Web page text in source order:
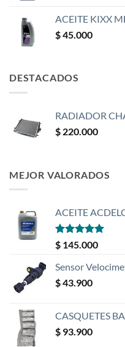
ACEITE KIXX
$45.000
DESTACADOS
RADIADOR
$ 220.000
MEJOR VALORADOS
ACEITE
Valorado
con
$ 145.000
Sensor
$43.900
CASQUETES
$ 93.900